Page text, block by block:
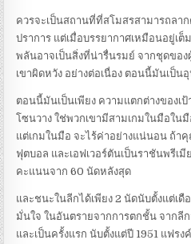
ควรจะเป็นสถานที่ที่สโมสรสามารถลา
ปราการ แต่เมื่อบรรยากาศเหมือนอยู่เ
พลันอาจเป็นสิ่งที่น่ารื่นรมย์ จากชุดขอ
เขาผิดหวัง อย่างต่อเนื่อง ตอนนี้มันเป็น
ตอนนี้มันเป็นเพียง ความแตกต่างของเ
โซนวาง ใช่พวกเขามีสามเกมในมือใน
แต่เกมในมือ จะไร้ค่าอย่างแน่นอน ถ้า
ฟุตบอล และเอฟเวอร์ตันเป็นราชันพรีเ
คะแนนจาก 60 นัดหลังสุด
และชนะในลีกได้เพียง 2 นัดนับตั้งแต่เ
มั่นใจ ในอันตรายจากการตกชั้น จากลี
และเป็นครั้งแรก นับตั้งแต่ปี 1951 แฟร